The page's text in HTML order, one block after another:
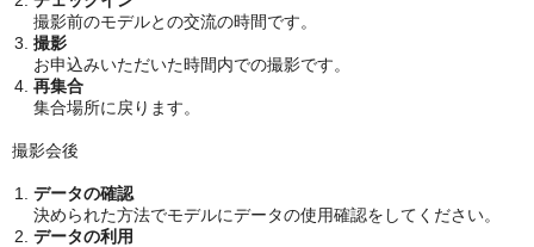
撮影前のモデルとの交流の時間です。
撮影
お申込みいただいた時間内での撮影です。
再集合
集合場所に戻ります。
撮影会後
データの確認
決められた方法でモデルにデータの使用確認をしてください。
データの利用